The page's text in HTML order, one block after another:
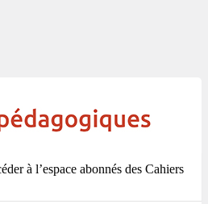
à l’espace abonnés des Cahiers